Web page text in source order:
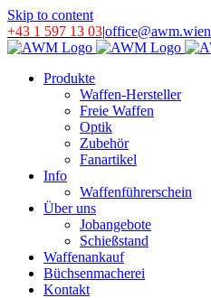
Skip to content
+43 1 597 13 03|office@awm.wien
Produkte
Waffen-Hersteller
Freie Waffen
Optik
Zubehör
Fanartikel
Info
Waffenführerschein
Über uns
Jobangebote
Schießstand
Waffenankauf
Büchsenmacherei
Kontakt